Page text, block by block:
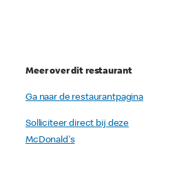
Meer over dit restaurant
Ga naar de restaurantpagina
Solliciteer direct bij deze
McDonald's